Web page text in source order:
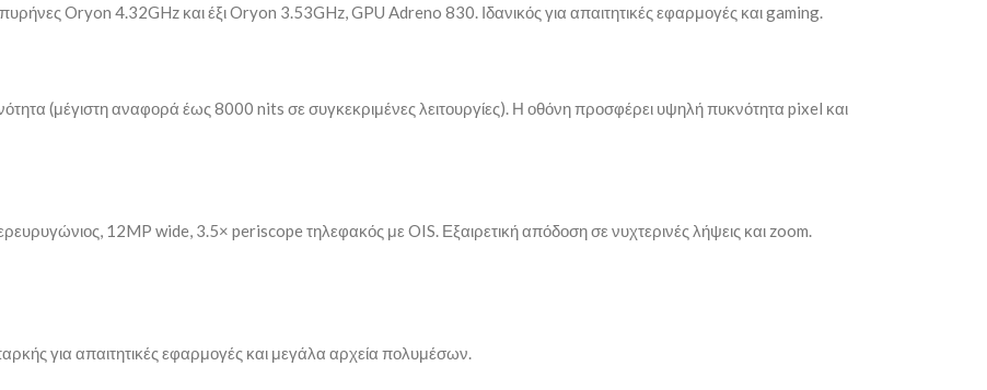
Oryon 4.32GHz και έξι Oryon 3.53GHz, GPU Adreno 830. Ιδανικός για απαιτητικές εφαρμογές και gaming.
(μέγιστη αναφορά έως 8000 nits σε συγκεκριμένες λειτουργίες). Η οθόνη προσφέρει υψηλή πυκνότητα pixel και
12MP wide, 3.5× periscope τηλεφακός με OIS. Εξαιρετική απόδοση σε νυχτερινές λήψεις και zoom.
για απαιτητικές εφαρμογές και μεγάλα αρχεία πολυμέσων.